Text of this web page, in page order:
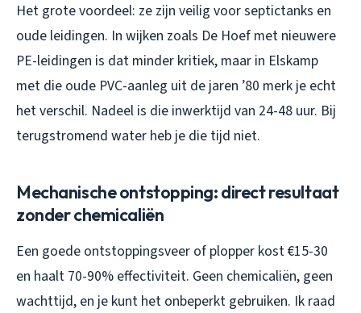
Het grote voordeel: ze zijn veilig voor septictanks en
oude leidingen. In wijken zoals De Hoef met nieuwere
PE-leidingen is dat minder kritiek, maar in Elskamp
met die oude PVC-aanleg uit de jaren ’80 merk je echt
het verschil. Nadeel is die inwerktijd van 24-48 uur. Bij
terugstromend water heb je die tijd niet.
Mechanische ontstopping: direct resultaat
zonder chemicaliën
Een goede ontstoppingsveer of plopper kost €15-30
en haalt 70-90% effectiviteit. Geen chemicaliën, geen
wachttijd, en je kunt het onbeperkt gebruiken. Ik raad